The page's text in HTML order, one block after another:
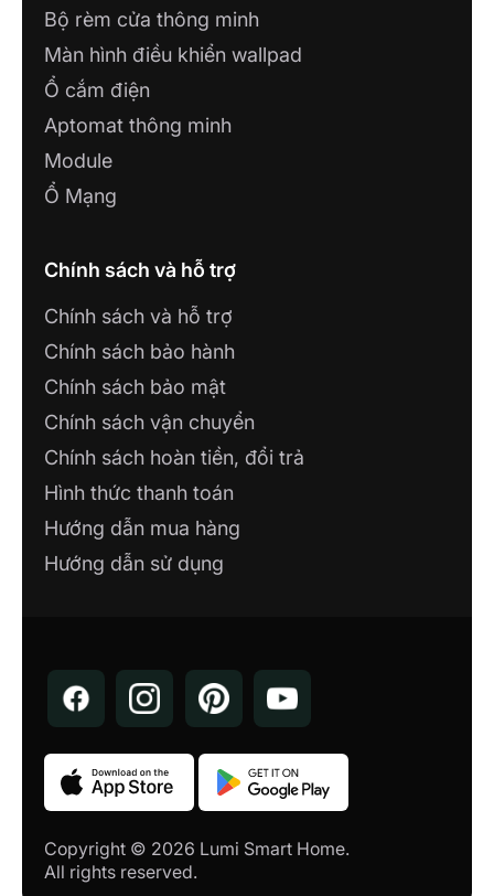
Bộ rèm cửa thông minh
Màn hình điều khiển wallpad
Ổ cắm điện
Aptomat thông minh
Module
Ổ Mạng
Chính sách và hỗ trợ
Chính sách và hỗ trợ
Chính sách bảo hành
Chính sách bảo mật
Chính sách vận chuyển
Chính sách hoàn tiền, đổi trả
Hình thức thanh toán
Hướng dẫn mua hàng
Hướng dẫn sử dụng
Copyright © 2026 Lumi Smart Home.
All rights reserved.